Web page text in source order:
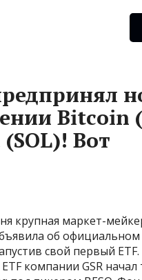
Bitcoin
Вот
крупная маркет-
об
свой первый
компании GSR